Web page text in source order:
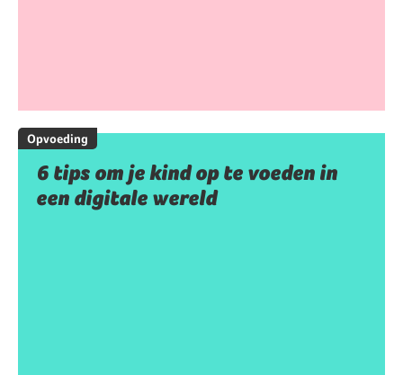
Opvoeding
6 tips om je kind op te voeden in
een digitale wereld